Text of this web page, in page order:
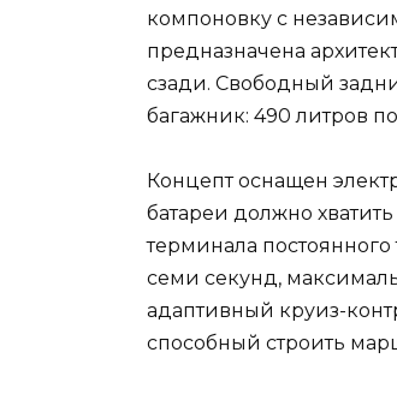
компоновку с
предназначена
сзади. Свободный
багажник: 490 литров
Концепт оснащен
батареи должно
терминала
семи секунд,
адаптивный круиз-
способный строить